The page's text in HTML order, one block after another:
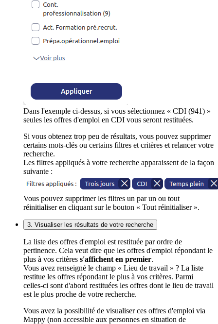
Dans l'exemple ci-dessus, si vous sélectionnez « CDI (941) »
seules les offres d'emploi en CDI vous seront restituées.
Si vous obtenez trop peu de résultats, vous pouvez supprimer
certains mots-clés ou certains filtres et critères et relancer votre
recherche.
Les filtres appliqués à votre recherche apparaissent de la façon
suivante :
Vous pouvez supprimer les filtres un par un ou tout
réinitialiser en cliquant sur le bouton « Tout réinitialiser ».
3. Visualiser les résultats de votre recherche
La liste des offres d'emploi est restituée par ordre de
pertinence. Cela veut dire que les offres d'emploi répondant le
plus à vos critères s'affichent en premier.
Vous avez renseigné le champ « Lieu de travail » ? La liste
restitue les offres répondant le plus à vos critères. Parmi
celles-ci sont d'abord restituées les offres dont le lieu de travail
est le plus proche de votre recherche.
Vous avez la possibilité de visualiser ces offres d'emploi via
Mappy (non accessible aux personnes en situation de